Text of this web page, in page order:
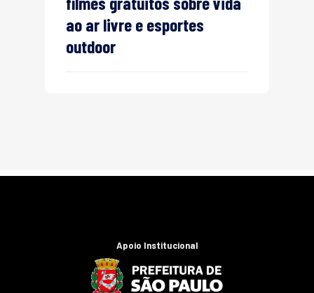
ao ar livre e esportes
outdoor
Apoio Institucional